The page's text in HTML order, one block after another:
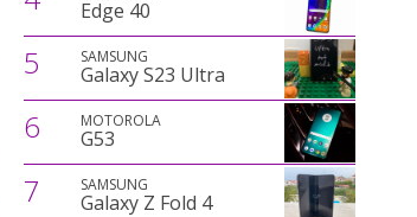
Edge 40
5 SAMSUNG
Galaxy S23 Ultra
6 MOTOROLA
G53
7 SAMSUNG
Galaxy Z Fold 4